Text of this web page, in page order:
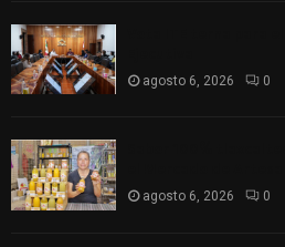
agosto 6, 2026 0
agosto 6, 2026 0